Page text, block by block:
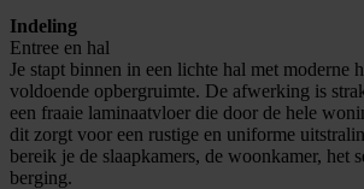
Indeling
Entree en hal
Je stapt binnen in een lichte hal met moderne
voldoende opbergruimte. De afwerking is
een fraaie laminaatvloer die door de hele
dit zorgt voor een rustige en uniforme
bereik je de slaapkamers, de woonkamer, het
berging.